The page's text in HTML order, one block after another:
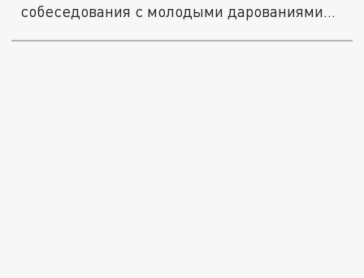
собеседования с молодыми дарованиями